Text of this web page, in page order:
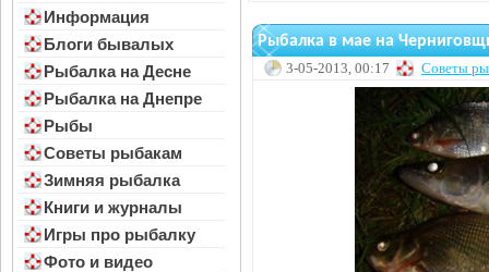
Информация
Блоги бывалых
Рыбалка на Десне
Рыбалка на Днепре
Рыбы
Советы рыбакам
Зимняя рыбалка
Книги и журналы
Игры про рыбалку
Фото и видео
Рыбалка в мае на
3-05-2013, 00:17 Советы